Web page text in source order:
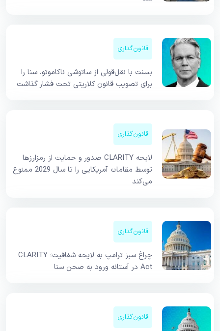
قانون‌گذاری
بسنت با نقل‌قولی از ساتوشی ناکاموتو، سنا را
برای تصویب قانون کلاریتی تحت فشار گذاشت
قانون‌گذاری
لایحه CLARITY صدور و حمایت از رمزارزها
توسط مقامات آمریکایی را تا سال 2029 ممنوع
می‌کند
قانون‌گذاری
چراغ سبز ترامپ به لایحه شفافیت؛ CLARITY
Act در آستانه ورود به صحن سنا
قانون‌گذاری